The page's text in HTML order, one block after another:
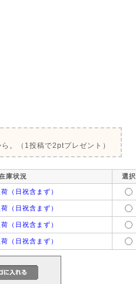
。（1投稿で2ptプレゼント）
庫状況 選択
（日祝含まず）
（日祝含まず）
（日祝含まず）
（日祝含まず）